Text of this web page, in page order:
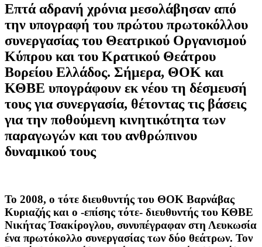
Επτά αδρανή χρόνια μεσολάβησαν από
την υπογραφή του πρώτου πρωτοκόλλου
συνεργασίας του Θεατρικού Οργανισμού
Κύπρου και του Κρατικού Θεάτρου
Βορείου Ελλάδος. Σήμερα, ΘΟΚ και
ΚΘΒΕ υπογράφουν εκ νέου τη δέσμευσή
τους για συνεργασία, θέτοντας τις βάσεις
για την ποθούμενη κινητικότητα των
παραγωγών και του ανθρώπινου
δυναμικού τους
Το 2008, ο τότε διευθυντής του ΘΟΚ Βαρνάβας
Κυριαζής και ο -επίσης τότε- διευθυντής του ΚΘΒΕ
Νικήτας Τσακίρογλου, συνυπέγραφαν στη Λευκωσία
ένα πρωτόκολλο συνεργασίας των δύο θεάτρων. Τον